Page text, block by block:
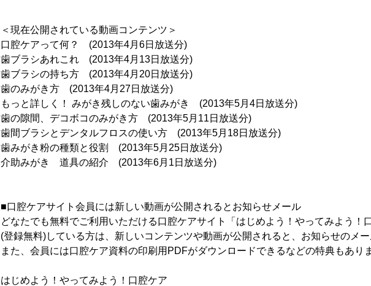
＜現在公開されている動画コンテンツ＞
口腔ケアって何？ (2013年4月6日放送分)
歯ブラシあれこれ (2013年4月13日放送分)
歯ブラシの持ち方 (2013年4月20日放送分)
歯のみがき方 (2013年4月27日放送分)
もっと詳しく！ みがき残しのない歯みがき (2013年5月4日放送分)
歯の隙間、デコボコのみがき方 (2013年5月11日放送分)
歯間ブラシとデンタルフロスの使い方 (2013年5月18日放送分)
歯みがき粉の種類と役割 (2013年5月25日放送分)
介助みがき 道具の紹介 (2013年6月1日放送分)
■口腔ケアサイト会員には新しい動画が公開されるとお知らせメール
どなたでも無料でご利用いただける口腔ケアサイト「はじめよう！やってみよう！
(登録無料)している方は、新しいコンテンツや動画が公開されると、お知らせのメー
また、会員には口腔ケア資料の印刷用PDFがダウンロードできるなどの特典もあり
はじめよう！やってみよう！口腔ケア